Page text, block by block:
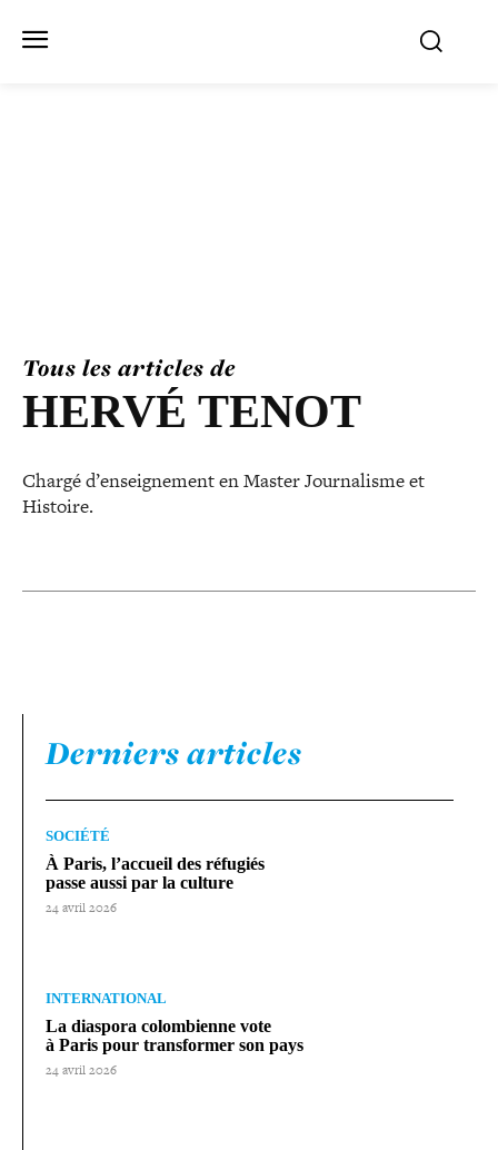
Tous les articles de
HERVÉ TENOT
Chargé d’en­sei­gne­ment en Master Journalisme et
Histoire.
Derniers articles
SOCIÉTÉ
À Paris, l’accueil des réfugiés
passe aussi par la culture
24 avril 2026
INTERNATIONAL
La diaspora colom­bienne vote
à Paris pour trans­for­mer son pays
24 avril 2026